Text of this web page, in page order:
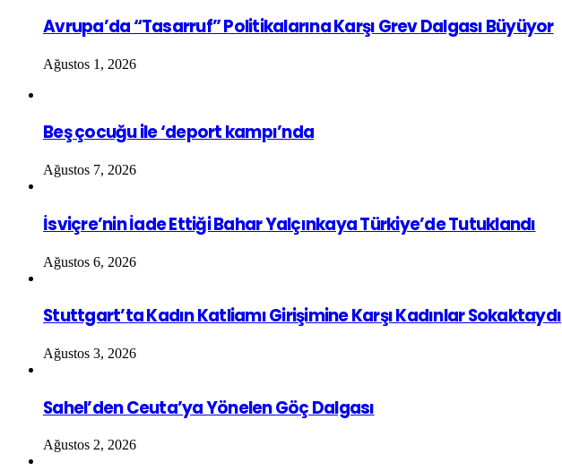
Avrupa’da “Tasarruf” Politikalarına Karşı Grev Dalgası Büyüyor
Ağustos 1, 2026
Beş çocuğu ile ‘deport kampı’nda
Ağustos 7, 2026
İsviçre’nin İade Ettiği Bahar Yalçınkaya Türkiye’de Tutuklandı
Ağustos 6, 2026
Stuttgart’ta Kadın Katliamı Girişimine Karşı Kadınlar Sokaktaydı
Ağustos 3, 2026
Sahel’den Ceuta’ya Yönelen Göç Dalgası
Ağustos 2, 2026